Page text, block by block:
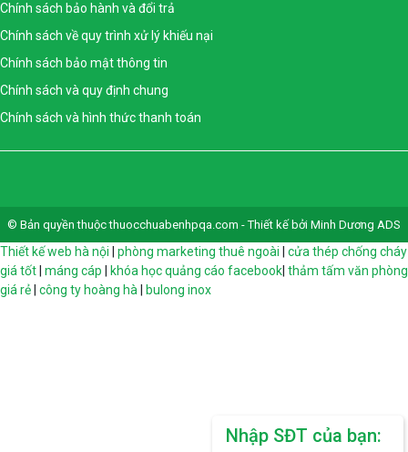
Chính sách bảo hành và đổi trả
Chính sách về quy trình xử lý khiếu nại
Chính sách bảo mật thông tin
Chính sách và quy định chung
Chính sách và hình thức thanh toán
© Bản quyền thuộc thuocchuabenhpqa.com - Thiết kế bởi Minh Dương ADS
Nhập SĐT của bạn:
Thiết kế web hà nội phòng marketing thuê ngoài
cửa thép chống cháy
giá tốt máng cáp khóa học quảng cáo facebook thảm tấm văn phòng
giá rẻ công ty hoàng hà bulong inox